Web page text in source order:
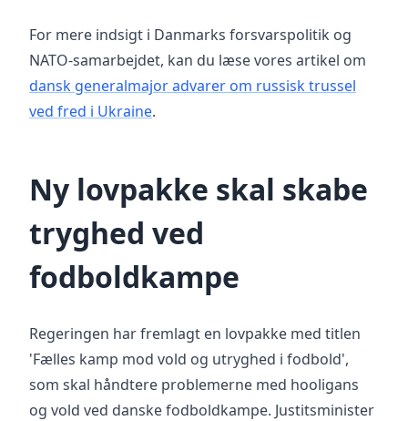
For mere indsigt i Danmarks forsvarspolitik og
NATO-samarbejdet, kan du læse vores artikel om
dansk generalmajor advarer om russisk trussel
ved fred i Ukraine.
Ny lovpakke skal skabe
tryghed ved
fodboldkampe
Regeringen har fremlagt en lovpakke med titlen
'Fælles kamp mod vold og utryghed i fodbold',
som skal håndtere problemerne med hooligans
og vold ved danske fodboldkampe. Justitsminister